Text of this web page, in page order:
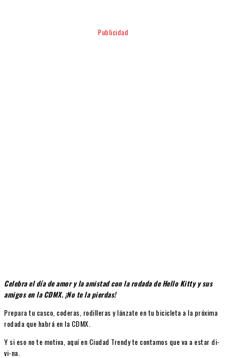
Publicidad
Celebra el día de amor y la amistad con la rodada de Hello Kitty y sus
amigos en la CDMX. ¡No te la pierdas!
Prepara tu casco, coderas, rodilleras y lánzate en tu bicicleta a la próxima
rodada que habrá en la CDMX.
Y si eso no te motiva, aquí en Ciudad Trendy te contamos que va a estar di-
vi-na.